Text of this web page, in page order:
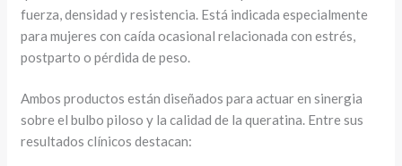
fuerza, densidad y resistencia. Está indicada especialmente
para mujeres con caída ocasional relacionada con estrés,
postparto o pérdida de peso.
Ambos productos están diseñados para actuar en sinergia
sobre el bulbo piloso y la calidad de la queratina. Entre sus
resultados clínicos destacan: